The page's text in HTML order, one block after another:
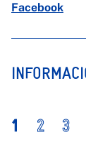
Facebook
1 2 3